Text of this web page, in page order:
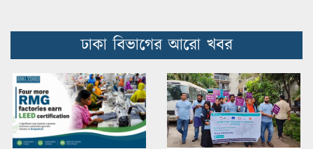
ঢাকা বিভাগের আরো খবর